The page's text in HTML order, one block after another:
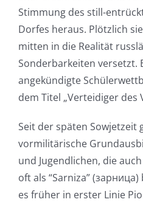
Stimmung des still-
Dorfes heraus. Plötzlich
mitten in die Realität
Sonderbarkeiten versetzt.
angekündigte
dem Titel „Verteidiger des
Seit der späten Sowjetzeit
vormilitärische
und Jugendlichen, die
oft als “Sarniza”
es früher in erster Linie